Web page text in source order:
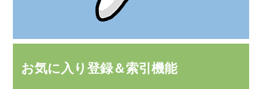
お気に入り登録＆索引機能